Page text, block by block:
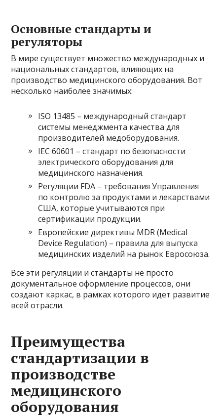
Основные стандарты и
регуляторы
В мире существует множество международных и
национальных стандартов, влияющих на
производство медицинского оборудования. Вот
несколько наиболее значимых:
ISO 13485 – международный стандарт
системы менеджмента качества для
производителей медоборудования.
IEC 60601 – стандарт по безопасности
электрического оборудования для
медицинского назначения.
Регуляции FDA – требования Управления
по контролю за продуктами и лекарствами
США, которые учитываются при
сертификации продукции.
Европейские директивы MDR (Medical
Device Regulation) – правила для выпуска
медицинских изделий на рынок Евросоюза.
Все эти регуляции и стандарты не просто
документальное оформление процессов, они
создают каркас, в рамках которого идет развитие
всей отрасли.
Преимущества
стандартизации в
производстве
медицинского
оборудования